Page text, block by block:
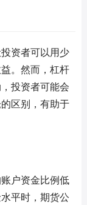
资者可以用少
。然而，杠杆
投资者可能会
区别，有助于
户资金比例低
平时，期货公